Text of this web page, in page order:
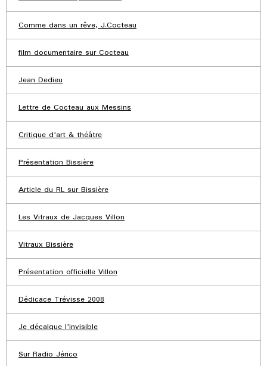
Comme dans un rêve, J.Cocteau
film documentaire sur Cocteau
Jean Dedieu
Lettre de Cocteau aux Messins
Critique d'art & théâtre
Présentation Bissière
Article du RL sur Bissière
Les Vitraux de Jacques Villon
Vitraux Bissière
Présentation officielle Villon
Dédicace Trévisse 2008
Je décalque l'invisible
Sur Radio Jérico